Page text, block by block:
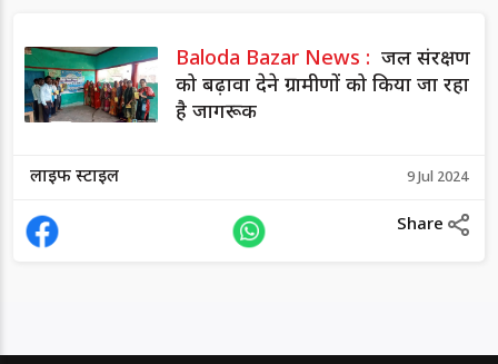
Baloda Bazar News : जल संरक्षण
को बढ़ावा देने ग्रामीणों को किया जा रहा
है जागरूक
लाइफ स्टाइल 9 Jul 2024
Share